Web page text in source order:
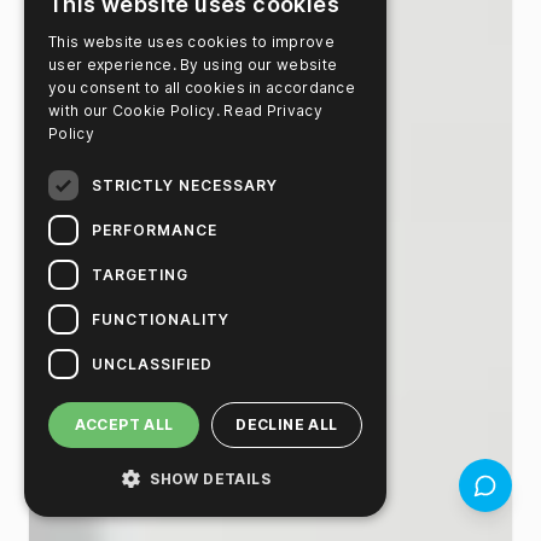
Retour
This website uses cookies to improve
user experience. By using our website
you consent to all cookies in accordance
with our Cookie Policy. Read Privacy
Policy
STRICTLY NECESSARY
PERFORMANCE
TARGETING
FUNCTIONALITY
UNCLASSIFIED
ACCEPT ALL DECLINE ALL
SHOW DETAILS